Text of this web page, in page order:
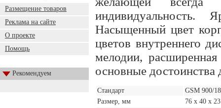
Размещение товаров
Реклама на сайте
О проекте
Помощь
Рекомендуем
Насыщенный цвет
цветов внутреннего
мелодии,
основные достоинства
Стандарт
GSM 900/
Размер, мм
76 x 40 x